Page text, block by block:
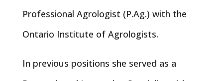
Professional Agrologist (P.Ag.) with the
Ontario Institute of Agrologists.
In previous positions she served as a